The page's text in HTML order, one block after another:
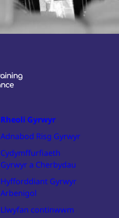
Rheoli Gyrwyr
Adnabod Risg Gyrwyr
Cydymffurfiaeth
Gyrwyr a Cherbydau
Hyfforddiant Gyrwyr
Arbenigol
Llwyfan continwwm